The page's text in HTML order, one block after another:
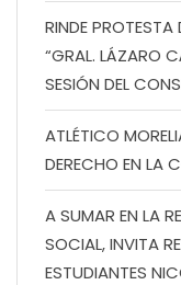
RINDE
“GRAL. LÁZARO
SESIÓN DEL
ATLÉTICO
DERECHO EN LA
A SUMAR EN LA
SOCIAL, INVITA
ESTUDIANTES